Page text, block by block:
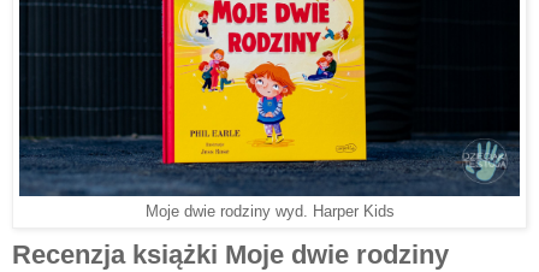
Moje dwie rodziny wyd. Harper Kids
Recenzja książki Moje dwie rodziny